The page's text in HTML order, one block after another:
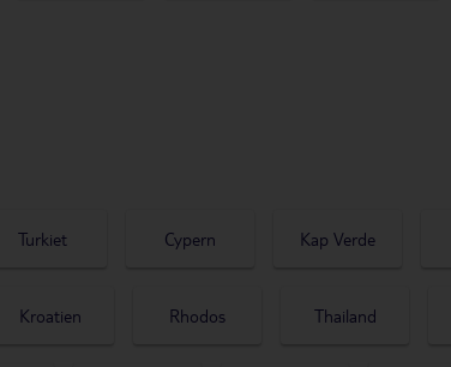
Turkiet Cypern Kap Verde
Kroatien Rhodos Thailand